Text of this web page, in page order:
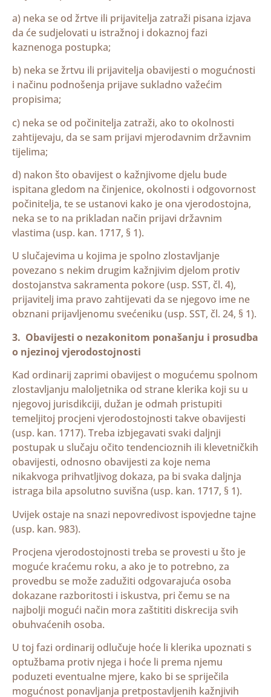
a) neka se od žrtve ili prijavitelja zatraži pisana izjava
da će sudjelovati u istražnoj i dokaznoj fazi
kaznenoga postupka;
b) neka se žrtvu ili prijavitelja obavijesti o mogućnosti
i načinu podnošenja prijave sukladno važećim
propisima;
c) neka se od počinitelja zatraži, ako to okolnosti
zahtijevaju, da se sam prijavi mjerodavnim državnim
tijelima;
d) nakon što obavijest o kažnjivome djelu bude
ispitana gledom na činjenice, okolnosti i odgovornost
počinitelja, te se ustanovi kako je ona vjerodostojna,
neka se to na prikladan način prijavi državnim
vlastima (usp. kan. 1717, § 1).
U slučajevima u kojima je spolno zlostavljanje
povezano s nekim drugim kažnjivim djelom protiv
dostojanstva sakramenta pokore (usp. SST, čl. 4),
prijavitelj ima pravo zahtijevati da se njegovo ime ne
obznani prijavljenomu svećeniku (usp. SST, čl. 24, § 1).
3. Obavijesti o nezakonitom ponašanju i prosudba
o njezinoj vjerodostojnosti
Kad ordinarij zaprimi obavijest o mogućemu spolnom
zlostavljanju maloljetnika od strane klerika koji su u
njegovoj jurisdikciji, dužan je odmah pristupiti
temeljitoj procjeni vjerodostojnosti takve obavijesti
(usp. kan. 1717). Treba izbjegavati svaki daljnji
postupak u slučaju očito tendencioznih ili klevetničkih
obavijesti, odnosno obavijesti za koje nema
nikakvoga prihvatljivog dokaza, pa bi svaka daljnja
istraga bila apsolutno suvišna (usp. kan. 1717, § 1).
Uvijek ostaje na snazi nepovredivost ispovjedne tajne
(usp. kan. 983).
Procjena vjerodostojnosti treba se provesti u što je
moguće kraćemu roku, a ako je to potrebno, za
provedbu se može zadužiti odgovarajuća osoba
dokazane razboritosti i iskustva, pri čemu se na
najbolji mogući način mora zaštititi diskrecija svih
obuhvaćenih osoba.
U toj fazi ordinarij odlučuje hoće li klerika upoznati s
optužbama protiv njega i hoće li prema njemu
poduzeti eventualne mjere, kako bi se spriječila
mogućnost ponavljanja pretpostavljenih kažnjivih